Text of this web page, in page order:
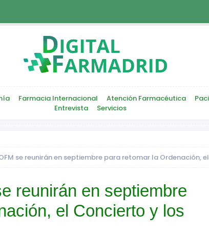
Farmacia Internacional Atención Farmacéutica
Entrevista
Servicios
se reunirán en septiembre para retomar la Ordenación,
reunirán en septiembre
el Concierto y los